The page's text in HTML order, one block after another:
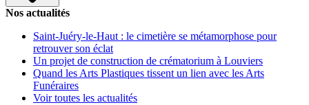
Nos actualités
Saint-Juéry-le-Haut : le cimetière se métamorphose pour
retrouver son éclat
Un projet de construction de crématorium à Louviers
Quand les Arts Plastiques tissent un lien avec les Arts
Funéraires
Voir toutes les actualités